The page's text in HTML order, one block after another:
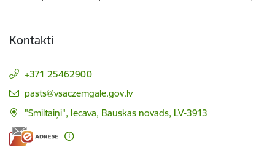
Kontakti
+371 25462900
E-pasts:
pasts@vsaczemgale.gov.lv
"Smiltaiņi", Iecava, Bauskas novads, LV-3913